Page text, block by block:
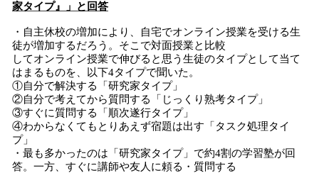
家タイプ』」と回答
・自主休校の増加により、自宅でオンライン授業を受ける生
徒が増加するだろう。そこで対面授業と比較
してオンライン授業で伸びると思う生徒のタイプとして当て
はまるものを、以下4タイプで聞いた。
①自分で解決する「研究家タイプ」
②自分で考えてから質問する「じっくり熟考タイプ」
③すぐに質問する「順次遂行タイプ」
④わからなくてもとりあえず宿題は出す「タスク処理タイ
プ」
・最も多かったのは「研究家タイプ」で約4割の学習塾が回
答。一方、すぐに講師や友人に頼る・質問する